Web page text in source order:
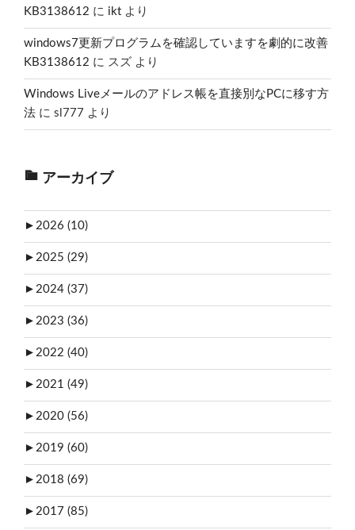
KB3138612 に ikt より
windows7更新プログラムを確認していますを劇的に改善
KB3138612 に スズ より
Windows Liveメールのアドレス帳を直接別なPCに移す方
法 に sl777 より
アーカイブ
► 2026 (10)
► 2025 (29)
► 2024 (37)
► 2023 (36)
► 2022 (40)
► 2021 (49)
► 2020 (56)
► 2019 (60)
► 2018 (69)
► 2017 (85)